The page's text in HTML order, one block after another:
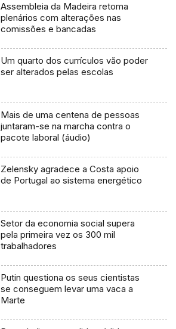
Assembleia da Madeira retoma
plenários com alterações nas
comissões e bancadas
Um quarto dos currículos vão poder
ser alterados pelas escolas
Mais de uma centena de pessoas
juntaram-se na marcha contra o
pacote laboral (áudio)
Zelensky agradece a Costa apoio
de Portugal ao sistema energético
Setor da economia social supera
pela primeira vez os 300 mil
trabalhadores
Putin questiona os seus cientistas
se conseguem levar uma vaca a
Marte